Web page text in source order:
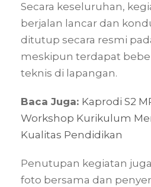
Secara keseluruhan,
berjalan lancar dan
ditutup secara resmi
meskipun terdapat
teknis di lapangan.
Baca Juga: Kaprodi S2
Workshop Kurikulum
Kualitas Pendidikan
Penutupan kegiatan
foto bersama dan